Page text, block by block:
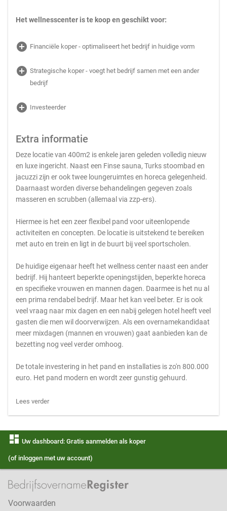
Het wellnesscenter is te koop en geschikt voor:
add_circle Financiële koper - optimaliseert het bedrijf in huidige vorm
add_circle Strategische koper - voegt het bedrijf samen met een ander
bedrijf
add_circle Investeerder
Extra informatie
Deze locatie van 400m2 is enkele jaren geleden volledig nieuw
en luxe ingericht. Naast een Finse sauna, Turks stoombad en
jacuzzi zijn er ook twee loungeruimtes en horeca gelegenheid.
Daarnaast worden diverse behandelingen gegeven zoals
masseren en scrubben (allemaal via zzp-ers).
Hiermee is het een zeer flexibel pand voor uiteenlopende
activiteiten en concepten. De locatie is uitstekend te bereiken
met auto en trein en ligt in de buurt bij veel sportscholen.
De huidige eigenaar heeft het wellness center naast een ander
bedrijf. Hij hanteert beperkte openingstijden, beperkte horeca
en specifieke vrouwen en mannen dagen. Daarmee is het nu al
een prima rendabel bedrijf. Maar het kan veel beter. Er is ook
veel vraag naar mix dagen en een nabij gelegen hotel heeft veel
gasten die men wil doorverwijzen. Als een overnamekandidaat
meer mixdagen (mannen en vrouwen) gaat aanbieden kan de
bezetting nog veel verder omhoog.
De totale investering in het pand en installaties is zo'n 800.000
euro. Het pand modern en wordt zeer gunstig gehuurd.
Lees verder
dashboard Uw dashboard: Gratis aanmelden als koper
(of inloggen met uw account)
Voorwaarden